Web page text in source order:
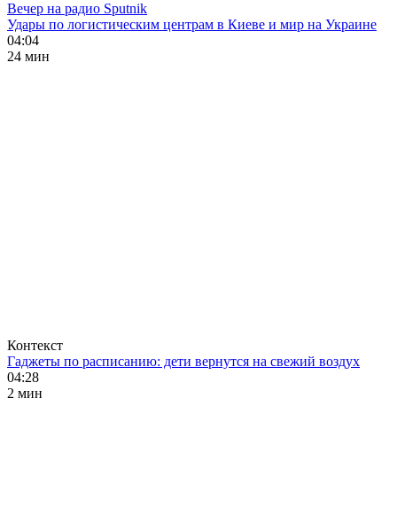
Вечер на радио Sputnik
Удары по логистическим центрам в Киеве и мир на Украине
04:04
24 мин
Контекст
Гаджеты по расписанию: дети вернутся на свежий воздух
04:28
2 мин